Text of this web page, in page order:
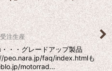
注生産
・・グレードアップ製品
peo.nara.jp/faq/index.htmlも
motorrad…